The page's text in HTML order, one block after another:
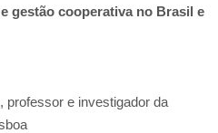
gestão cooperativa no Brasil e
, professor e investigador da